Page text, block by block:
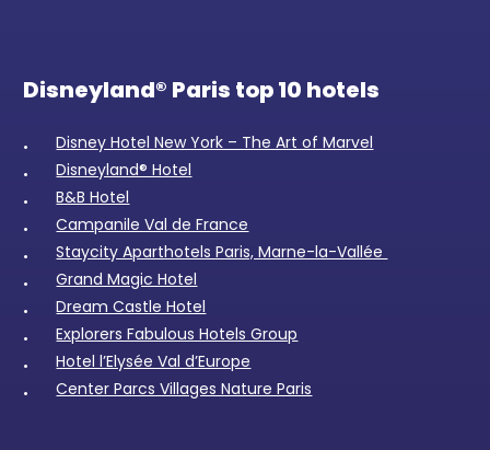
Disneyland® Paris top 10 hotels
Disney Hotel New York – The Art of Marvel
Disneyland® Hotel
B&B Hotel
Campanile Val de France
Staycity Aparthotels Paris, Marne-la-Vallée
Grand Magic Hotel
Dream Castle Hotel
Explorers Fabulous Hotels Group
Hotel l’Elysée Val d’Europe
Center Parcs Villages Nature Paris